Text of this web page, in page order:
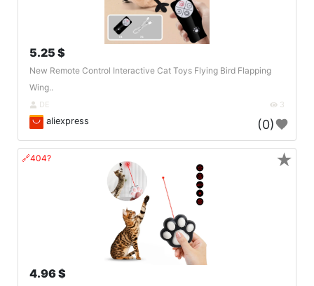
5.25 $
New Remote Control Interactive Cat Toys Flying Bird Flapping
Wing..
DE 3
aliexpress (0)
🔗404?
4.96 $
★